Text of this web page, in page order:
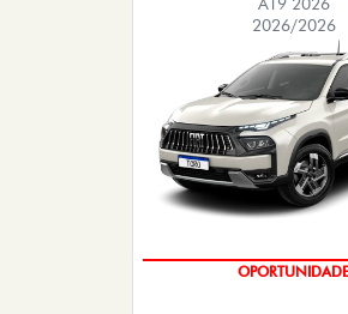
Quero
STRADA
STRADA RANCH CABINE
200 AT FLEX
2026/2027